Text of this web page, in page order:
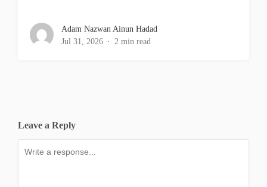
Adam Nazwan Ainun Hadad
Jul 31, 2026
2 min read
Leave a Reply